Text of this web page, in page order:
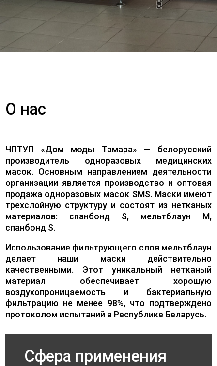
О нас
ЧПТУП «Дом моды Тамара» — белорусский
производитель одноразовых медицинских
масок. Основным направлением деятельности
организации является производство и оптовая
продажа одноразовых масок SMS. Маски имеют
трехслойную структуру и состоят из нетканых
материалов: спанбонд S, мельтблаун M,
спанбонд S.
Использование фильтрующего слоя мельтблаун
делает наши маски действительно
качественными. Этот уникальный нетканый
материал обеспечивает хорошую
воздухопроницаемость и бактериальную
фильтрацию не менее 98%, что подтверждено
протоколом испытаний в Республике Беларусь.
Сфера применения